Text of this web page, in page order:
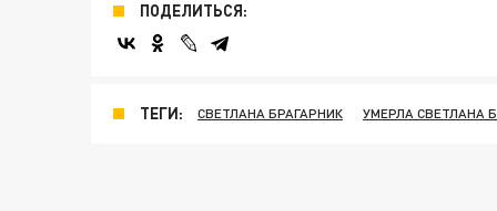
ПОДЕЛИТЬСЯ:
ТЕГИ: СВЕТЛАНА БРАГАРНИК УМЕРЛА СВЕТЛАНА